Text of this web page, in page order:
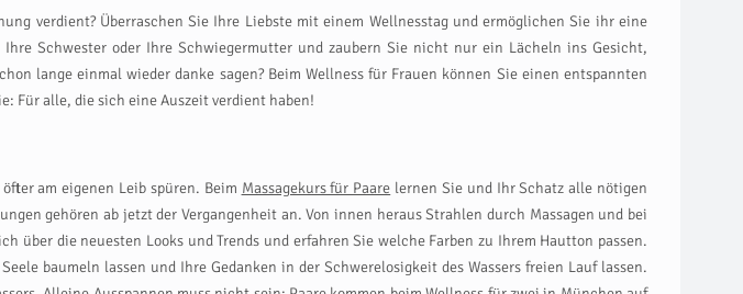
verdient? Überraschen Sie Ihre Liebste mit einem Wellnesstag und ermöglichen Sie ihr eine
Schwester oder Ihre Schwiegermutter und zaubern Sie nicht nur ein Lächeln ins Gesicht,
lange einmal wieder danke sagen? Beim Wellness für Frauen können Sie einen entspannten
Für alle, die sich eine Auszeit verdient haben!
am eigenen Leib spüren. Beim Massagekurs für Paare lernen Sie und Ihr Schatz alle nötigen
gehören ab jetzt der Vergangenheit an. Von innen heraus Strahlen durch Massagen und bei
über die neuesten Looks und Trends und erfahren Sie welche Farben zu Ihrem Hautton passen.
baumeln lassen und Ihre Gedanken in der Schwerelosigkeit des Wassers freien Lauf lassen.